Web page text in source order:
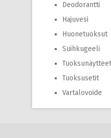
Deodorantti
Hajuvesi
Huonetuoksut
Suihkugeeli
Tuoksunäytteet
Tuoksusetit
Vartalovoide